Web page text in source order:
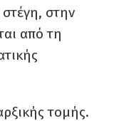
στην
από τη
τομής.